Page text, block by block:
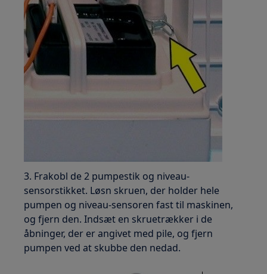
3. Frakobl de 2 pumpestik og niveau-
sensorstikket. Løsn skruen, der holder hele
pumpen og niveau-sensoren fast til maskinen,
og fjern den. Indsæt en skruetrækker i de
åbninger, der er angivet med pile, og fjern
pumpen ved at skubbe den nedad.